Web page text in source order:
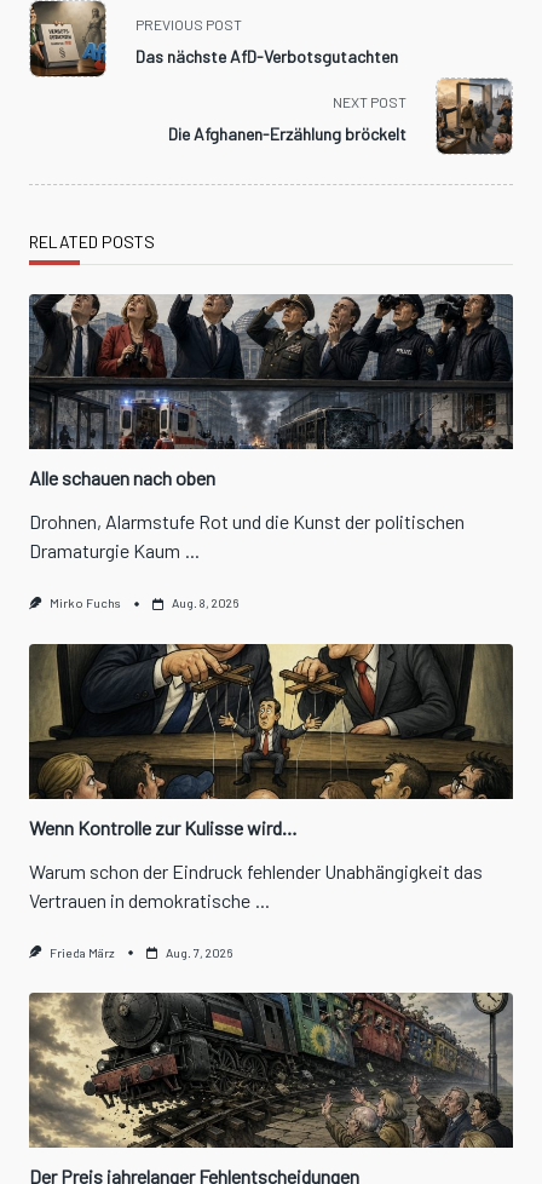
<span
class="nav-
subtitle
PREVIOUS POST
Das nächste AfD-Verbotsgutachten
NEXT POST
Die Afghanen-Erzählung bröckelt
RELATED POSTS
Alle schauen nach oben
Drohnen, Alarmstufe Rot und die Kunst der politischen
Dramaturgie Kaum ...
Mirko Fuchs Aug. 8, 2026
Wenn Kontrolle zur Kulisse wird…
Warum schon der Eindruck fehlender Unabhängigkeit das
Vertrauen in demokratische
Frieda März Aug. 7, 2026
Der Preis jahrelanger Fehlentscheidungen